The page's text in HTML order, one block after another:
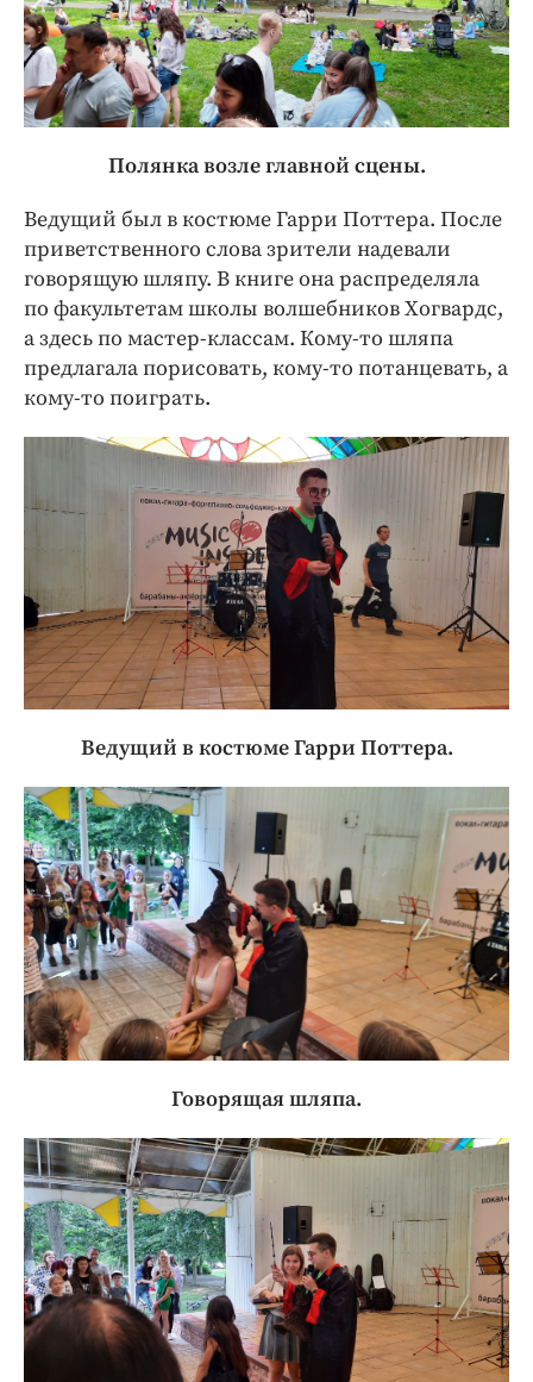
Полянка возле главной сцены.
Ведущий был в костюме Гарри Поттера. После
приветственного слова зрители надевали
говорящую шляпу. В книге она распределяла
по факультетам школы волшебников Хогвардс,
а здесь по мастер-классам. Кому-то шляпа
предлагала порисовать, кому-то потанцевать, а
кому-то поиграть.
Ведущий в костюме Гарри Поттера.
Говорящая шляпа.